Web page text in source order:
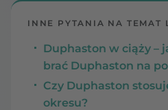
INNE PYTANIA NA TEMAT
Duphaston w ciąży –
brać Duphaston na
Czy Duphaston
okresu?